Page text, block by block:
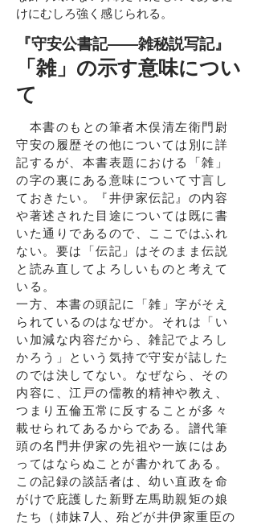
けにむしろ強く感じられる。
『守安公書記――雑秘説写記』
「雑」の示す意味につい
て
本書のもとの筆者木俣清左衛門尉
守安の履歴その他については別に詳
記するが、本書表題における「雑」
の字の裏にある意味について寸言し
ておきたい。『井伊家伝記』の内容
や著述された目途については既に書
いた通りであるので、ここではふれ
ない。要は「伝記」はそのまま伝説
と読み直してよろしいものと考えて
いる。
一方、本書の頭記に「雑」字がそえ
られているのはなぜか。それは「い
い加減な内容だから、雑記でよろし
かろう」という気持で守安が誌した
のでは決してない。なぜなら、その
内容に、江戸の儒教的精神や教え、
つまり五倫五常に反することが多々
載せられてあるからである。譜代筆
頭の名門井伊家の先祖や一族にはあ
ってはならぬことが書かれてある。
この記録の談話者は、幼い直政を命
がけで庇護した新野左馬助親矩の娘
たち（姉妹7人、殆どが井伊家重臣の